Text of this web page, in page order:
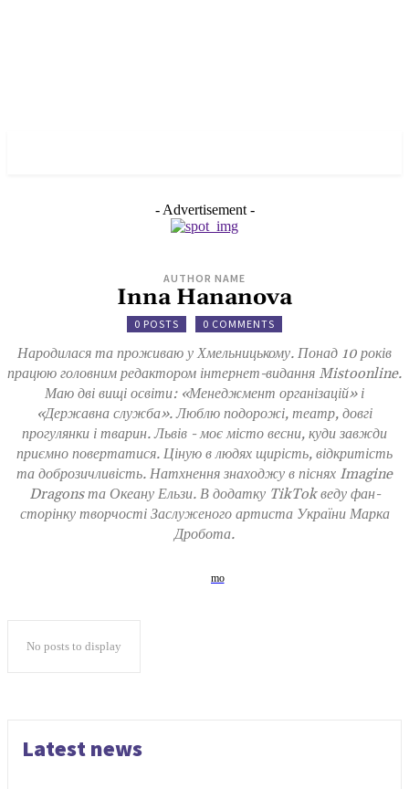
- Advertisement -
AUTHOR NAME
Inna Hananova
0 POSTS 0 COMMENTS
Народилася та проживаю у Хмельницькому. Понад 10 років
працюю головним редактором інтернет-видання Mistoonline.
Маю дві вищі освіти: «Менеджмент організацій» і
«Державна служба». Люблю подорожі, театр, довгі
прогулянки і тварин. Львів - моє місто весни, куди завжди
приємно повертатися. Ціную в людях щирість, відкритість
та доброзичливість. Натхнення знаходжу в піснях Imagine
Dragons та Океану Ельзи. В додатку TikTok веду фан-
сторінку творчості Заслуженого артиста України Марка
Дробота.
No posts to display
Latest news